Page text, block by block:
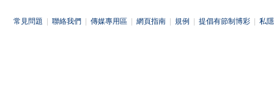
常見問題 聯絡我們 傳媒專用區 網頁指南 規例 提倡有節制博彩 私